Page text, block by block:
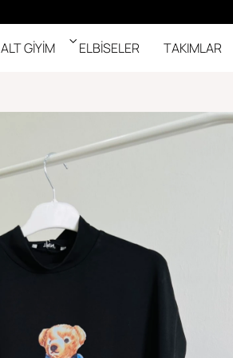
ALT GİYİM ELBİSELER TAKIMLAR